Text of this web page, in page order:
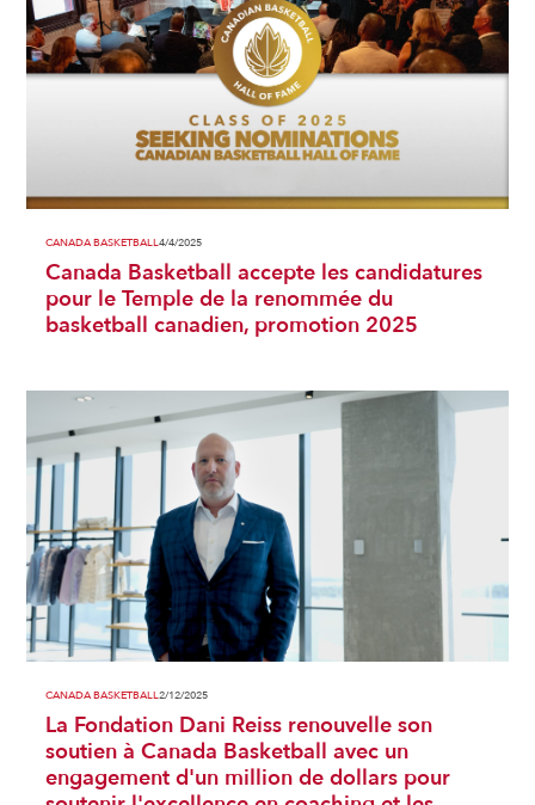
CANADA BASKETBALL4/4/2025
Canada Basketball accepte les candidatures
pour le Temple de la renommée du
basketball canadien, promotion 2025
CANADA BASKETBALL2/12/2025
La Fondation Dani Reiss renouvelle son
soutien à Canada Basketball avec un
engagement d'un million de dollars pour